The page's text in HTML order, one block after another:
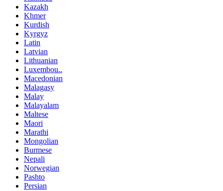
Kazakh
Khmer
Kurdish
Kyrgyz
Latin
Latvian
Lithuanian
Luxembou..
Macedonian
Malagasy
Malay
Malayalam
Maltese
Maori
Marathi
Mongolian
Burmese
Nepali
Norwegian
Pashto
Persian